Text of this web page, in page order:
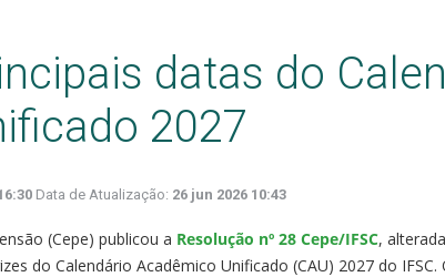
datas do
2027
Data de Atualização: 26 jun 2026 10:43
(Cepe) publicou a Resolução nº 28 Cepe/IFSC,
do Calendário Acadêmico Unificado (CAU) 2027 do